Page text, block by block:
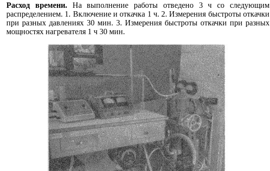
Расход времени.На выполнение работы отведено 3 ч со следующим
распределением. 1. Включение и откачка 1 ч. 2. Измерения быстроты откачки
при разных давлениях 30 мин. 3. Измерения быстроты откачки при разных
мощностях нагревателя 1 ч 30 мин.